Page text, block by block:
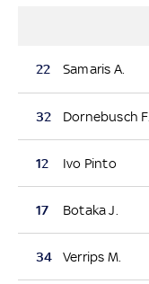
22 Samaris A.
32 Dornebusch F.
12 Ivo Pinto
17 Botaka J.
34 Verrips M.